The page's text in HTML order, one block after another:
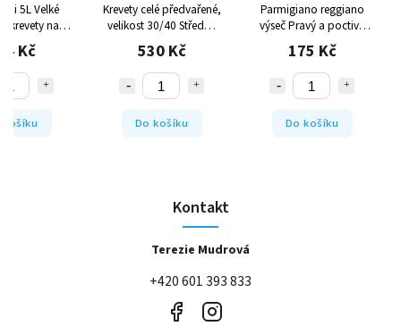
5LVelké
krevety na
Kč
košíku
Krevety celé předvařené,
velikost 30/40 Středně
velké vařené krevety
530 Kč
Do košíku
Parmigiano reggiano
výsečPravý a poctivý
italský parmezán
175 Kč
Do košíku
Kontakt
Terezie Mudrová
+420 601 393 833